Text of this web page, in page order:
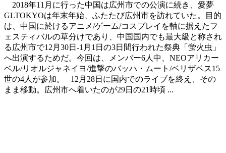
2018年11月に行った中国は広州市での公演に続き、愛夢
GLTOKYOは年末年始、ふたたび広州市を訪れていた。目的
は、中国に於けるアニメ/ゲーム/コスプレイを軸に据えたフ
ェスティバルの草分けであり、中国国内でも最大級と称され
る広州市で12月30日-1月1日の3日間行われた祭典「蛍火虫」
へ出演するためだ。今回は、メンバー6人中、NEOアリカー
ベル/リオルジャネイヨ/進撃のバッハ・ムート/ベリザベス15
世の4人が参加。 12月28日に国内でのライブを終え、その
まま移動。広州市へ着いたのが29日の21時頃 ...